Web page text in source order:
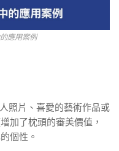
應用案例
照片、喜愛的藝術作品或
加了枕頭的審美價值，
個性。